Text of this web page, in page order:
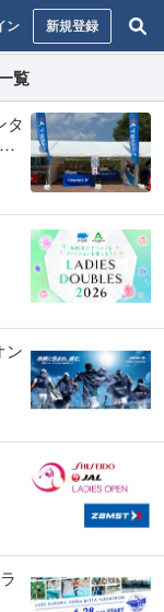
ン 新規登録
覧
タ
ン